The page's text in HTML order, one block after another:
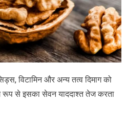
विटामिन और अन्य तत्व दिमाग को
से इसका सेवन याददाश्त तेज करता